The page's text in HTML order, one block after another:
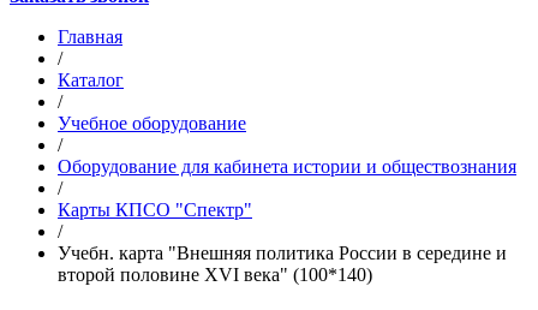
Главная
/
Каталог
/
Учебное оборудование
/
Оборудование для кабинета истории и обществознания
/
Карты КПСО "Спектр"
/
Учебн. карта "Внешняя политика России в середине и
второй половине XVI века" (100*140)